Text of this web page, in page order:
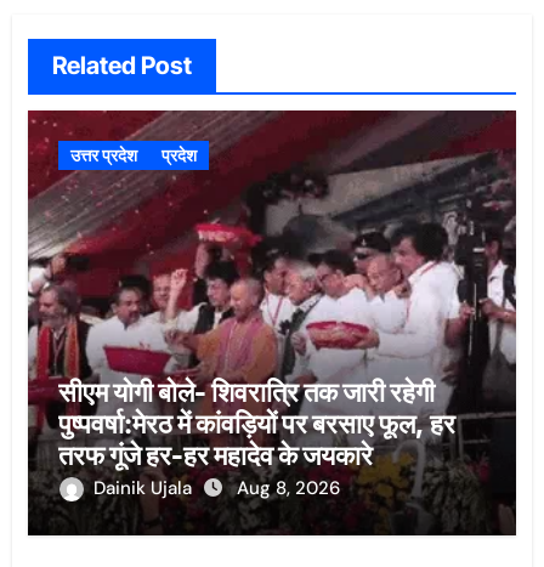
Related Post
उत्तर प्रदेश प्रदेश
सीएम योगी बोले- शिवरात्रि तक जारी रहेगी
पुष्पवर्षा:मेरठ में कांवड़ियों पर बरसाए फूल, हर
तरफ गूंजे हर-हर महादेव के जयकारे
Dainik Ujala Aug 8, 2026